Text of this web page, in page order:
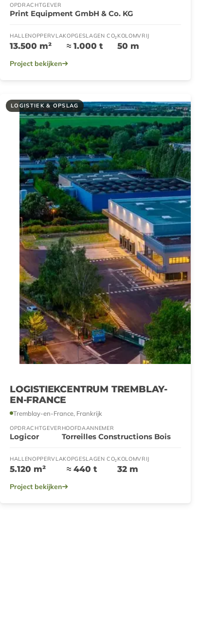
OPDRACHTGEVER
Print Equipment GmbH & Co. KG
HALLENOPPERVLAK
13.500 m²
OPGESLAGEN CO₂
≈ 1.000 t
KOLOMVRIJ
50 m
Project bekijken
LOGISTIEK & OPSLAG
LOGISTIEKCENTRUM TREMBLAY-
EN-FRANCE
Tremblay-en-France, Frankrijk
OPDRACHTGEVER
Logicor
HOOFDAANNEMER
Torreilles Constructions Bois
HALLENOPPERVLAK
5.120 m²
OPGESLAGEN CO₂
≈ 440 t
KOLOMVRIJ
32 m
Project bekijken